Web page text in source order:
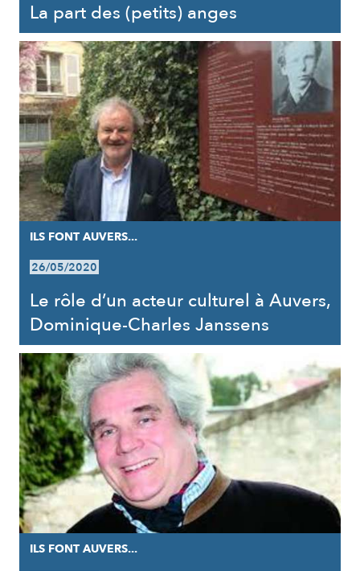
La part des (petits) anges
ILS FONT AUVERS...
26/05/2020
Le rôle d’un acteur culturel à Auvers,
Dominique-Charles Janssens
ILS FONT AUVERS...